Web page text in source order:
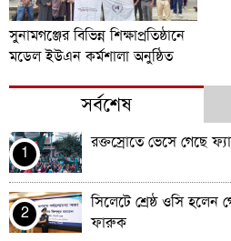
সুনামগঞ্জের বিভিন্ন শিক্ষাপ্রতিষ্ঠানে
মডেল ইউএন কর্মশালা অনুষ্ঠিত
সর্বশেষ
1
রক্তস্রোতে ভেসে গেছে
2
সিলেটে শ্রেষ্ঠ ওসি
ফারুক